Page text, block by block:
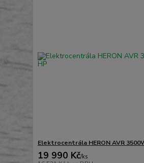
Elektrocentrála HERON AVR
19 990 Kč/ks